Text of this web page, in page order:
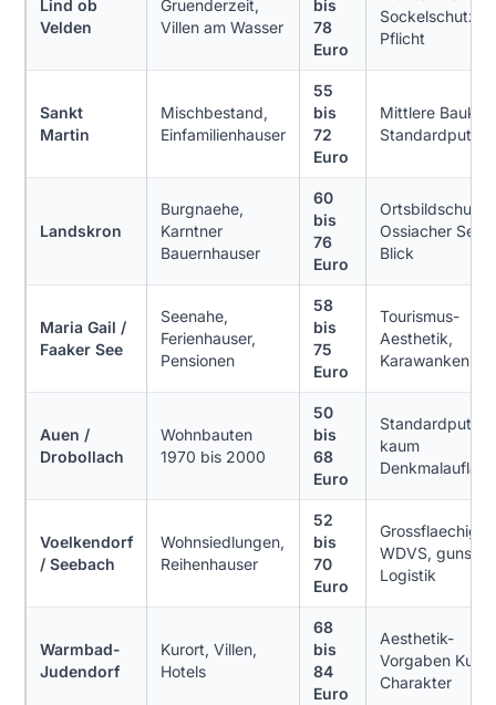
Lind ob
Velden
Gruenderzeit,
Villen am Wasser
bis
78
Euro
Sockelschutz
Pflicht
Sankt
Martin
Mischbestand,
Einfamilienhauser
55
bis
72
Euro
Mittlere
Standardputz
Landskron
Burgnaehe,
Karntner
Bauernhauser
60
bis
76
Euro
Ortsbildschutz
Ossiacher See-
Blick
Maria Gail /
Faaker See
Seenahe,
Ferienhauser,
Pensionen
58
bis
75
Euro
Tourismus-
Aesthetik,
Karawanken-
Auen /
Drobollach
Wohnbauten
1970 bis 2000
50
bis
68
Euro
Standardputz,
kaum
Voelkendorf
/ Seebach
Wohnsiedlungen,
Reihenhauser
52
bis
70
Euro
Grossflaechige
WDVS,
Logistik
Warmbad-
Judendorf
Kurort, Villen,
Hotels
68
bis
84
Euro
Aesthetik-
Vorgaben
Charakter